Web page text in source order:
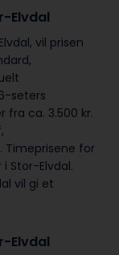
Elvdal
vil prisen
seters
fra ca. 3.500 kr.
Timeprisene for
Stor-Elvdal.
vil gi et
Elvdal